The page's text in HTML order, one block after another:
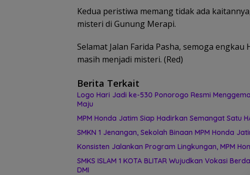
Kedua peristiwa memang tidak ada
misteri di Gunung Merapi.
Selamat Jalan Farida Pasha, semoga
masih menjadi misteri. (Red)
Berita Terkait
Logo Hari Jadi ke-530 Ponorogo Resmi
Maju
MPM Honda Jatim Siap Hadirkan Semangat Satu
SMKN 1 Jenangan, Sekolah Binaan MPM Honda
Konsisten Jalankan Program Lingkungan, MPM
SMKS ISLAM 1 KOTA BLITAR Wujudkan Vokasi
DMI